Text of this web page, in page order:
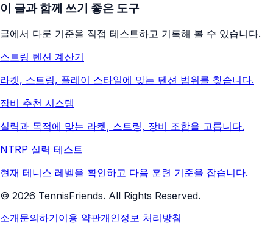
이 글과 함께 쓰기 좋은 도구
글에서 다룬 기준을 직접 테스트하고 기록해 볼 수 있습니다.
스트링 텐션 계산기
라켓, 스트링, 플레이 스타일에 맞는 텐션 범위를 찾습니다.
장비 추천 시스템
실력과 목적에 맞는 라켓, 스트링, 장비 조합을 고릅니다.
NTRP 실력 테스트
현재 테니스 레벨을 확인하고 다음 훈련 기준을 잡습니다.
© 2026 TennisFriends. All Rights Reserved.
소개문의하기이용 약관개인정보 처리방침